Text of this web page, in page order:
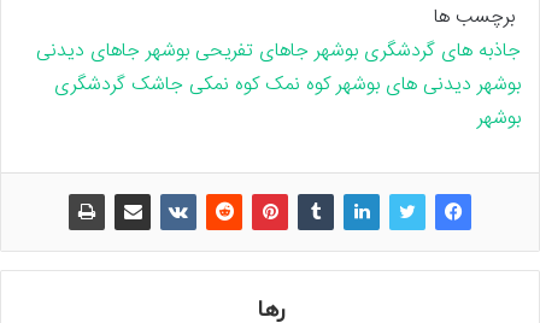
برچسب ها
جاذبه های گردشگری بوشهر جاهای تفریحی بوشهر جاهای دیدنی
بوشهر دیدنی های بوشهرکوه نمککوه نمکی جاشکگردشگری
بوشهر
رها